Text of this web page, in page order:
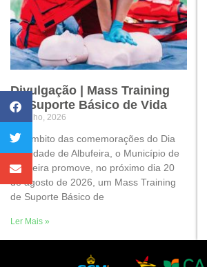
Divulgação | Mass Training
de Suporte Básico de Vida
22 Julho, 2026
No âmbito das comemorações do Dia
da Cidade de Albufeira, o Município de
Albufeira promove, no próximo dia 20
de agosto de 2026, um Mass Training
de Suporte Básico de
Ler Mais »